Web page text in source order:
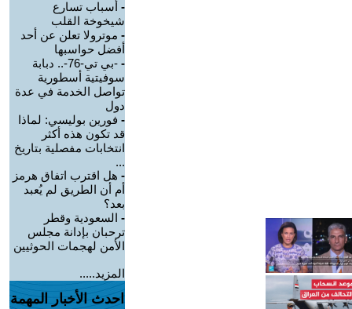
- أسباب تسارع
شيخوخة القلب
- موترولا تعلن عن أحد
أفضل حواسبها
-
-بي تي-76-.. دبابة
سوفيتية أسطورية
تواصل الخدمة في عدة
دول
- فورين بوليسي: لماذا
قد تكون هذه أكثر
انتخابات مفصلية بتاريخ
...
- هل اقترب اتفاق هرمز
أم أن الطريق لم يُعبد
بعد؟
- السعودية وقطر
ترحبان بإدانة مجلس
الأمن لهجمات الحوثيين
المزيد.....
احدث الأخبار المهمة